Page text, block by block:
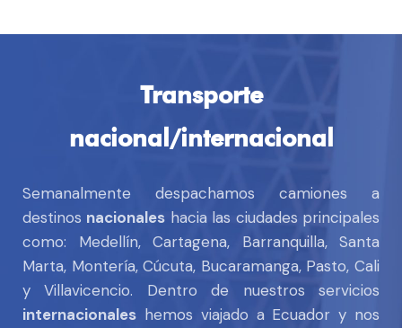
Transporte
nacional/internacional
Semanalmente despachamos camiones a
destinos nacionales hacia las ciudades principales
como: Medellín, Cartagena, Barranquilla, Santa
Marta, Montería, Cúcuta, Bucaramanga, Pasto, Cali
y Villavicencio. Dentro de nuestros servicios
internacionales hemos viajado a Ecuador y nos